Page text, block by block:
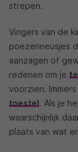
strepen.
Vingers van de
poezenneusjes
aanzagen of
redenen om je
voorzien.
toestel. Als je
waarschijnlijk
plaats van wat